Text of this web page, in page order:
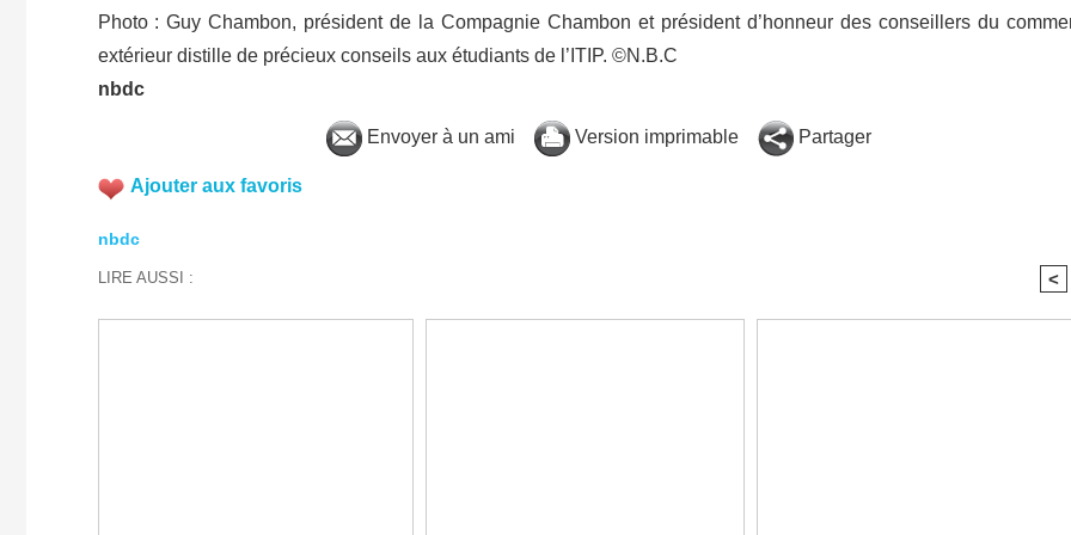
Photo : Guy Chambon, président de la Compagnie Chambon et président d’honneur des conseillers du
extérieur distille de précieux conseils aux étudiants de l’ITIP. ©N.B.C
nbdc
Envoyer à un ami Version imprimable Partager
Ajouter aux favoris
nbdc
LIRE AUSSI : <